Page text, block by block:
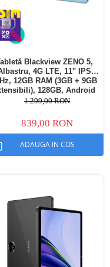
Blackview ZENO 5,
4G LTE, 11" IPS
12GB RAM (3GB + 9GB
128GB, Android
Unisoc T7250, 8300mAh,
SIM
1.299,00 RON
839,00 RON
ADAUGA IN COS